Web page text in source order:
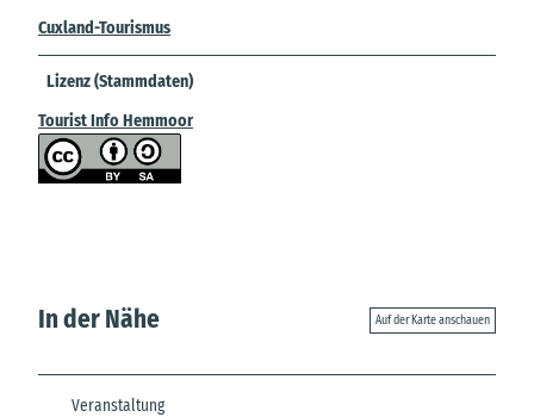
Cuxland-Tourismus
Lizenz (Stammdaten)
Tourist Info Hemmoor
In der Nähe Auf der Karte anschauen
Veranstaltung